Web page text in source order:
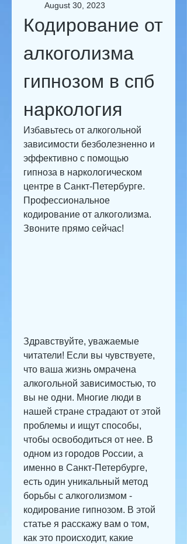
August 30, 2023
Кодирование от
алкоголизма
гипнозом в спб
наркология
Избавьтесь от алкогольной
зависимости безболезненно и
эффективно с помощью
гипноза в наркологическом
центре в Санкт-Петербурге.
Профессиональное
кодирование от алкоголизма.
Звоните прямо сейчас!
Здравствуйте, уважаемые
читатели! Если вы чувствуете,
что ваша жизнь омрачена
алкогольной зависимостью, то
вы не одни. Многие люди в
нашей стране страдают от этой
проблемы и ищут способы,
чтобы освободиться от нее. В
одном из городов России, а
именно в Санкт-Петербурге,
есть один уникальный метод
борьбы с алкоголизмом -
кодирование гипнозом. В этой
статье я расскажу вам о том,
как это происходит, какие